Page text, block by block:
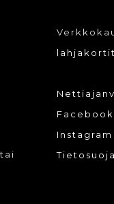
lahjakortit
Facebook
Instagram